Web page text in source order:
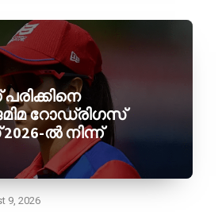
റോഡ്രിഗസ്
ൽ നിന്ന്
9, 2026